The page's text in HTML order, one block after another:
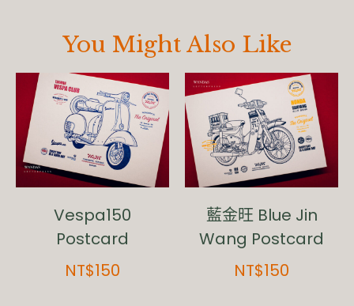
You Might Also Like
Vespa150
Postcard
NT$150
藍金旺 Blue Jin
Wang Postcard
NT$150